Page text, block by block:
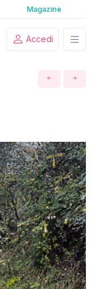
Magazine
Accedi